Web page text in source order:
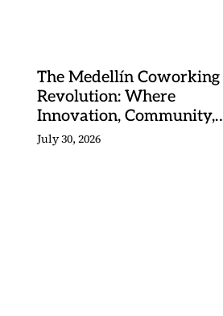
The Medellín Coworking
Revolution: Where
Innovation, Community,
and Tropical Energy
July 30, 2026